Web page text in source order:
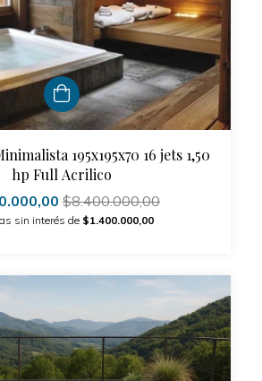
195x195x70 16 jets 1,50
hp Full Acrilico
$8.400.000,00
sin interés de $1.400.000,00